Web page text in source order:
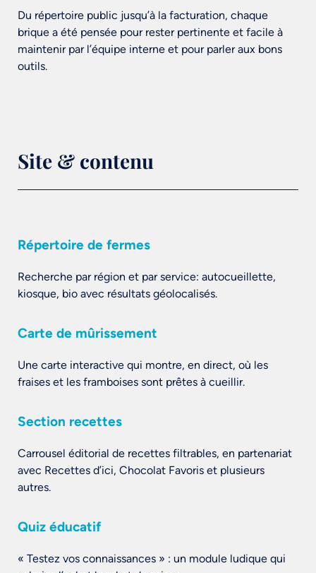
Du répertoire public jusqu’à la facturation, chaque
brique a été pensée pour rester pertinente et facile à
maintenir par l’équipe interne et pour parler aux bons
outils.
Site & contenu
Répertoire de fermes
Recherche par région et par service: autocueillette,
kiosque, bio avec résultats géolocalisés.
Carte de mûrissement
Une carte interactive qui montre, en direct, où les
fraises et les framboises sont prêtes à cueillir.
Section recettes
Carrousel éditorial de recettes filtrables, en partenariat
avec Recettes d’ici, Chocolat Favoris et plusieurs
autres.
Quiz éducatif
« Testez vos connaissances » : un module ludique qui